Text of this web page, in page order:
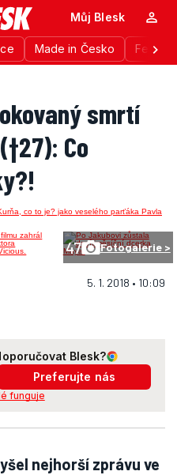
Made in Česko
Můj Blesk
smrtí
Co
47 Fotogalerie >
5. 1. 2018 • 10:09
Blesk?
Preferujte nás
funguje
nejhorší zprávu ve